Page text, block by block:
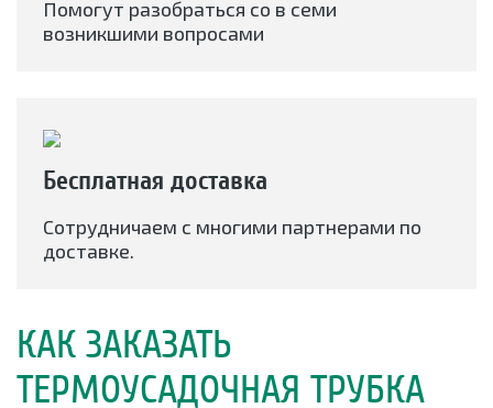
Помогут разобраться со в семи
возникшими вопросами
Бесплатная доставка
Сотрудничаем с многими партнерами по
доставке.
КАК ЗАКАЗАТЬ
ТЕРМОУСАДОЧНАЯ ТРУБКА